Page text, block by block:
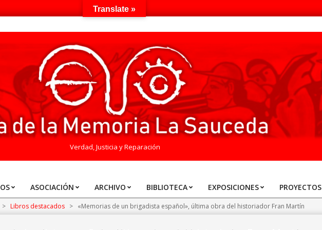
Verdad, Justicia y Reparación
ASOCIACIÓN ARCHIVO BIBLIOTECA EXPOSICIONES PROYECTOS
> Libros destacados > «Memorias de un brigadista español», última obra del historiador Fran Martín
Translate »